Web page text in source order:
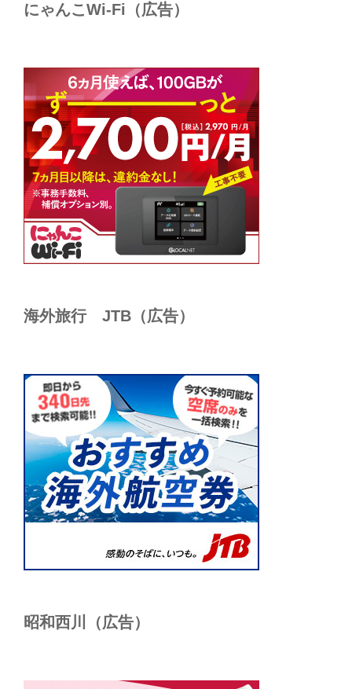
にゃんこWi-Fi（広告）
海外旅行 JTB（広告）
昭和西川（広告）